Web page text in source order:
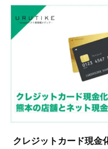
クレジットカード現金